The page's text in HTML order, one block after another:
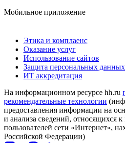
Мобильное приложение
Этика и комплаенс
Оказание услуг
Использование сайтов
Защита персональных данных
ИТ аккредитация
На информационном ресурсе hh.ru
рекомендательные технологии
предоставления информации на
и анализа сведений, относящихся
пользователей сети «Интернет»,
Российской Федерации)